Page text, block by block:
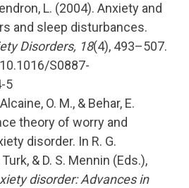
L. (2004). Anxiety and
and sleep disturbances.
Disorders, 18(4), 493–507.
S0887-
5
O. M., & Behar, E.
theory of worry and
disorder. In R. G.
& D. S. Mennin (Eds.),
disorder: Advances in